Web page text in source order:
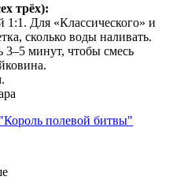
трёх):
Для «Классического» и
сколько воды наливать.
минут, чтобы смесь
полевой битвы"